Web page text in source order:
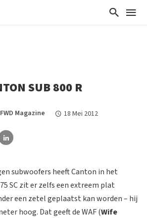
SUB 800 R
Magazine 18 Mei 2012
subwoofers heeft Canton in het
SC zit er zelfs een extreem plat
een zetel geplaatst kan worden – hij
hoog. Dat geeft de WAF (Wife